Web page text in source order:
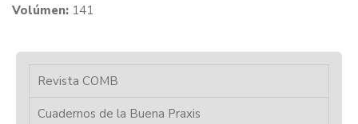
Volúmen: 141
Revista COMB
Cuadernos de la Buena Praxis